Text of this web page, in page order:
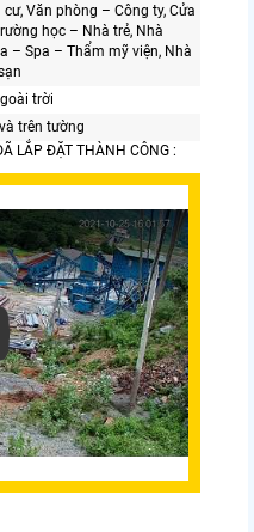
Văn phòng – Công ty, Cửa
học – Nhà trẻ, Nhà
– Spa – Thẩm mỹ viện, Nhà
trời
trên tường
LẮP ĐẶT THÀNH CÔNG :
Bộ KIT CAMERA IP WIFI